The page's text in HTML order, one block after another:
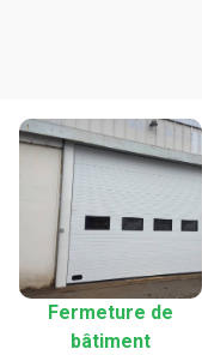
Fermeture de
bâtiment